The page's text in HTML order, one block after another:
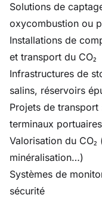
Solutions de
oxycombustion ou
Installations de
et transport du CO₂
Infrastructures de
salins, réservoirs
Projets de transport
terminaux portuaires
Valorisation du
minéralisation…)
Systèmes de
sécurité